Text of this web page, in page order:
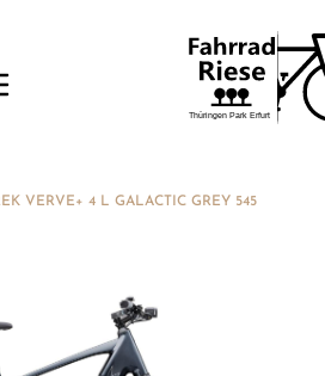
VERVE+ 4 L GALACTIC GREY 545